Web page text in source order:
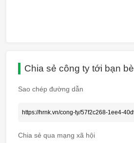
Chia sẻ công ty tới bạn bè
Sao chép đường dẫn
Chia sẻ qua mạng xã hội